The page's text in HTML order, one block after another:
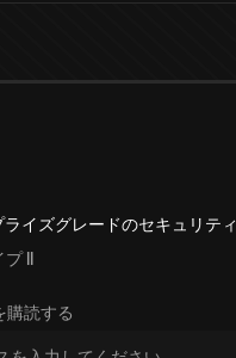
イズグレードのセキュリティ
プ II
購読する